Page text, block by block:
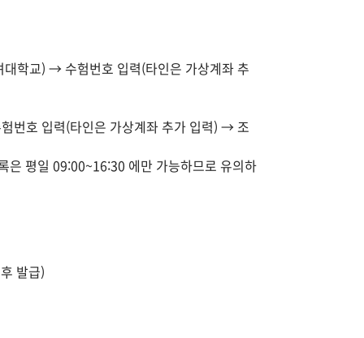
학교) → 수험번호 입력(타인은 가상계좌 추
호 입력(타인은 가상계좌 추가 입력) → 조
평일 09:00~16:30 에만 가능하므로 유의하
발급)